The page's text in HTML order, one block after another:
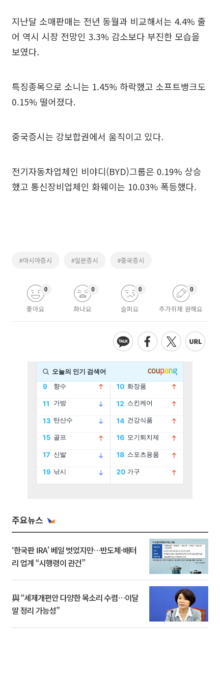
지난달 소매판매는 전년 동월과 비교해서는 4.4% 줄
어 역시 시장 전망인 3.3% 감소보다 부진한 모습을
보였다.
특징종목으로 소니는 1.45% 하락했고 소프트뱅크도
0.15% 떨어졌다.
중국증시는 강보합권에서 움직이고 있다.
전기자동차업체인 비야디(BYD)그룹은 0.19% 상승
했고 통신장비업체인 화웨이는 10.03% 폭등했다.
#아시아증시 #일본증시 #중국증시
좋아요
0
화나요
0
슬퍼요
0
추가취재 원해요
0
주요뉴스
‘한국판 IRA’ 베일 벗었지만…반도체·배터
리 업계 “시행령이 관건”
與 “세제개편안 다양한 목소리 수렴…이달
말 정리 가능성”